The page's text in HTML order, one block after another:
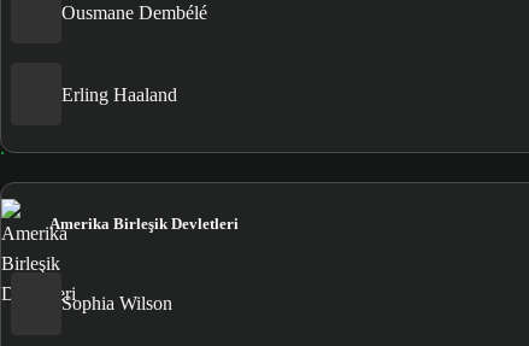
Ousmane Dembélé
Erling Haaland
Amerika Birleşik Devletleri
Sophia Wilson